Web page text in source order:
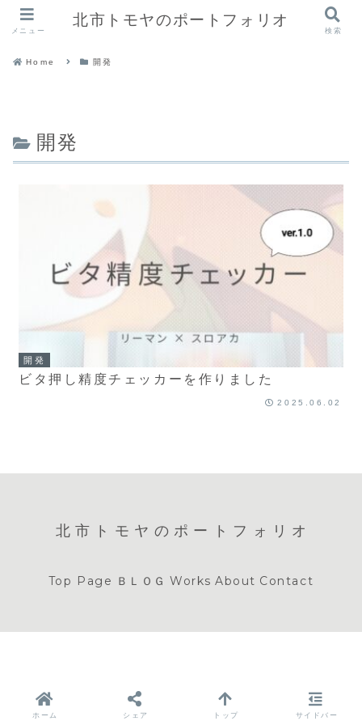
Home 開発
開発
開発
ビタ押し精度チェッカーを作りました
2025.06.02
北市トモヤのポートフォリオ
Top Page ＢＬＯＧ Works About Contact
メニュー
北市トモヤのポートフォリオ
検索
ホーム シェア トップ サイドバー